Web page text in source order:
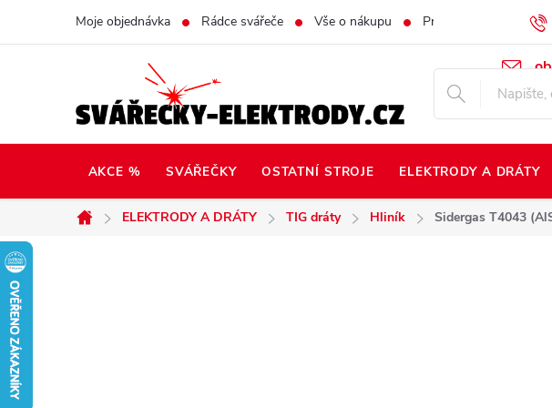
Moje objednávka Rádce svářeče Vše o nákupu Prodej na Slovensko
AKCE % SVÁŘEČKY OSTATNÍ STROJE ELEKTRODY A DRÁTY
Domů
ELEKTRODY A DRÁTY TIG dráty Hliník Sidergas T4043